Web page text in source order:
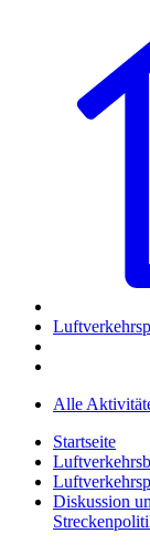
Alle
Startseite
Diskussion